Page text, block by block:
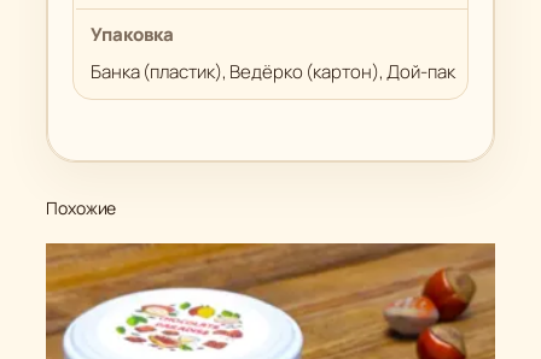
Упаковка
Банка (пластик), Ведёрко (картон), Дой-пак
Похожие